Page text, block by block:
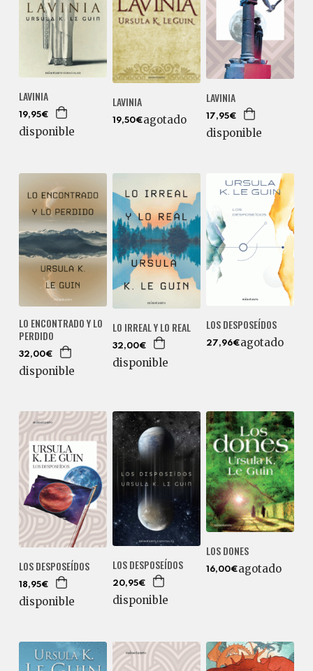
LAVINIA
19,95€
disponible
LAVINIA
19,50€agotado
LAVINIA
17,95€
disponible
LO ENCONTRADO Y LO
PERDIDO
32,00€
disponible
LO IRREAL Y LO REAL
32,00€
disponible
LOS DESPOSEÍDOS
27,96€agotado
LOS DESPOSEÍDOS
18,95€
disponible
LOS DESPOSEÍDOS
20,95€
disponible
LOS DONES
16,00€agotado